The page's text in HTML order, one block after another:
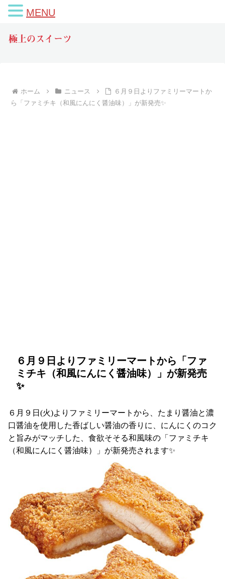
極上のスイーツ
ホーム ニュース
６月９日よりファミリーマートか
ら「ファミチキ（和風にんにく醤油味）」が新発売✨
６月９日よりファミリーマートから「ファ
ミチキ（和風にんにく醤油味）」が新発売
✨
６月９日(火)よりファミリーマートから、たまり醤油と濃
口醤油を使用した香ばしい醤油の香りに、にんにくのコク
と旨みがマッチした、食欲そそる和風味の「ファミチキ
（和風にんにく醤油味）」が新発売されます✨
MENU